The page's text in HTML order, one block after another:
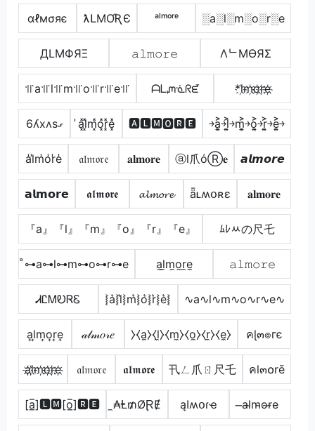
αℓмσяє ƛԼMƠƦЄ ᵃˡᵐᵒʳᵉ ░a░l░m░o░r░e
ДLMФЯΞ 𝚊𝚕𝚖𝚘𝚛𝚎 ΛᄂMӨЯΣ
꜉꜍a꜉꜍l꜉꜍m꜉꜍o꜉꜍r꜉꜍e꜉꜍ ᗩᒪᘻᓍᖇᘿ *l҉m҉o҉r҉e҉
6ʎxʌsގ ̾a͓̽l͓̽m͓̽o͓̽r͓̽e͓̽ 🅰🅻🅼🅾🆁🅴 ￫a͎͍͐￫l͎͍͐￫m͎͍͐￫o͎͍͐￫r͎͍͐￫e͎͍͐￫
a̾l̾m̾o̾r̾e̾ 𝔞𝔩𝔪𝔬𝔯𝔢 𝐚𝐥𝐦𝐨𝐫𝐞 ⓐl爪όⓇ𝐞 𝙖𝙡𝙢𝙤𝙧𝙚
𝗮𝗹𝗺𝗼𝗿𝗲 𝖆𝖑𝖒𝖔𝖗𝖊 𝓪𝓵𝓶𝓸𝓻𝓮 ǟʟʍօʀɛ 𝐚𝐥𝐦𝐨𝐫𝐞
『a』『l』『m』『o』『r』『e』 ﾑﾚﾶの尺乇
̊⊶a⊶l⊶m⊶o⊶r⊶e a̼l̼m̼o̼r̼e̼ 𝚊𝚕𝚖𝚘𝚛𝚎
ᏗᏝᎷᎧᏒᏋ ⦚a͛⦚l͛⦚m͛⦚o͛⦚r͛⦚e͛⦚ ∿a∿l∿m∿o∿r∿e∿
a͎l͎m͎o͎r͎e͎ 𝒶𝓁𝓂𝑜𝓇𝑒 ⧽⧼a̼⧽⧼l̼⧽⧼m̼⧽⧼o̼⧽⧼r̼⧽⧼e̼⧽ คɭ๓๏гє
a҉l҉m҉o҉r҉e҉ 𝔞𝔩𝔪𝔬𝔯𝔢 𝖆𝖑𝖒𝖔𝖗𝖊 卂ㄥ爪ㄖ尺乇 คl๓໐rē
[a̲̅]🅻🅼[o̲̅]🆁🅴 ̼₳Ⱡ₥ØⱤɆ ąӀʍօɾҽ ̶a̴l̴m̴o̴r̴e̴